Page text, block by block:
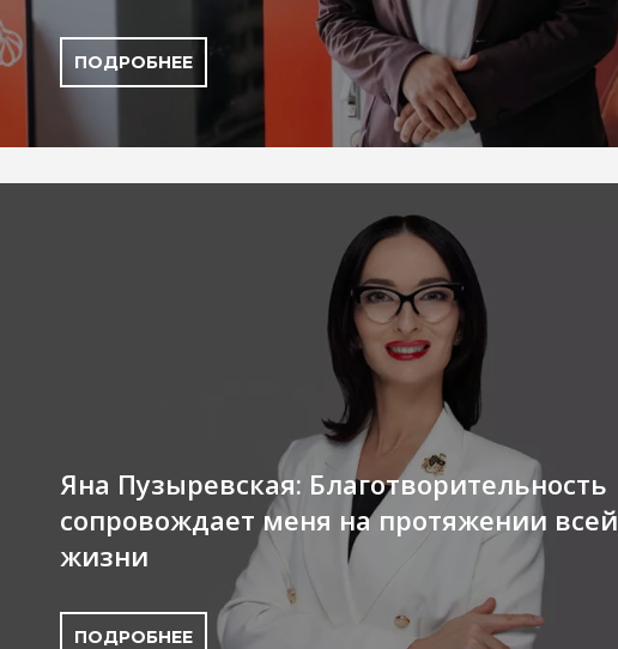
ПОДРОБНЕЕ
Яна Пузыревская: Благотворительность
сопровождает меня на протяжении всей
жизни
ПОДРОБНЕЕ